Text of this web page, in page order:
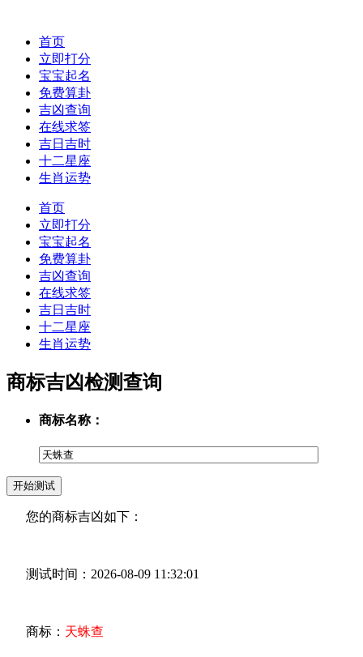
首页
立即打分
宝宝起名
免费算卦
吉凶查询
在线求签
吉日吉时
十二星座
生肖运势
首页
立即打分
宝宝起名
免费算卦
吉凶查询
在线求签
吉日吉时
十二星座
生肖运势
商标吉凶检测查询
商标名称：
您的商标吉凶如下：
测试时间：2026-08-09 11:32:01
商标： 天蛛查